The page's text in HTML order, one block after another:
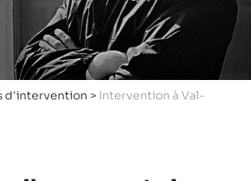
d'intervention > Intervention à Val-